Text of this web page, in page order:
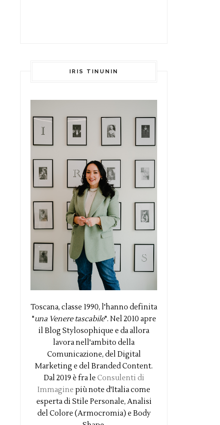
IRIS TINUNIN
Toscana, classe 1990, l'hanno definita
"una Venere tascabile". Nel 2010 apre
il Blog Stylosophique e da allora
lavora nell'ambito della
Comunicazione, del Digital
Marketing e del Branded Content.
Dal 2019 è fra le Consulenti di
Immagine più note d'Italia come
esperta di Stile Personale, Analisi
del Colore (Armocromia) e Body